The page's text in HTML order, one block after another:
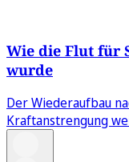
Wie die Flut für
wurde
Der Wiederaufbau
Kraftanstrengung